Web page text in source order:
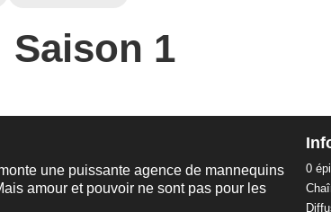
Saison 1
une puissante agence de mannequins
amour et pouvoir ne sont pas pour les
0